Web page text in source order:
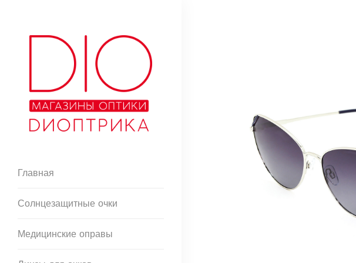
Главная
Солнцезащитные очки
Медицинские оправы